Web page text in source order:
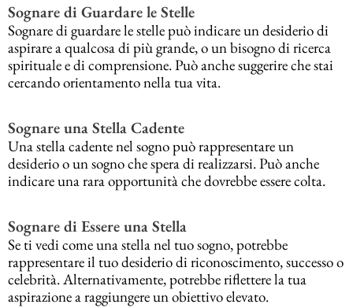
Sognare di Guardare le Stelle
Sognare di guardare le stelle può indicare un desiderio di
aspirare a qualcosa di più grande, o un bisogno di ricerca
spirituale e di comprensione. Può anche suggerire che stai
cercando orientamento nella tua vita.
Sognare una Stella Cadente
Una stella cadente nel sogno può rappresentare un
desiderio o un sogno che spera di realizzarsi. Può anche
indicare una rara opportunità che dovrebbe essere colta.
Sognare di Essere una Stella
Se ti vedi come una stella nel tuo sogno, potrebbe
rappresentare il tuo desiderio di riconoscimento, successo o
celebrità. Alternativamente, potrebbe riflettere la tua
aspirazione a raggiungere un obiettivo elevato.